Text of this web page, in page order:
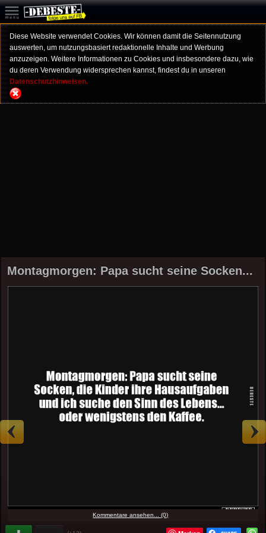
Diese Website verwendet Cookies. Wir können damit die Seitennutzung
auswerten, um nutzungsbasiert redaktionelle Inhalte und Werbung
anzuzeigen. Weitere Informationen zu Cookies und insbesondere dazu, wie
du deren Verwendung widersprechen kannst, findest du in unseren
Datenschutzhinweisen.
Montagmorgen: Papa sucht seine Socken...
Kommentare ansehen... (0)